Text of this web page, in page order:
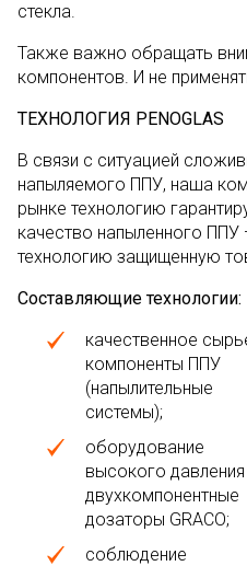
стекла.
Также важно обращать
компонентов. И не
ТЕХНОЛОГИЯ PENOGLAS
В связи с ситуацией
напыляемого ППУ, наша
рынке технологию
качество напыленного
технологию защищенную
Составляющие технологии:
качественное
компоненты ППУ
(напылительные
системы);
оборудование
высокого
двухкомпонентные
дозаторы GRACO;
соблюдение